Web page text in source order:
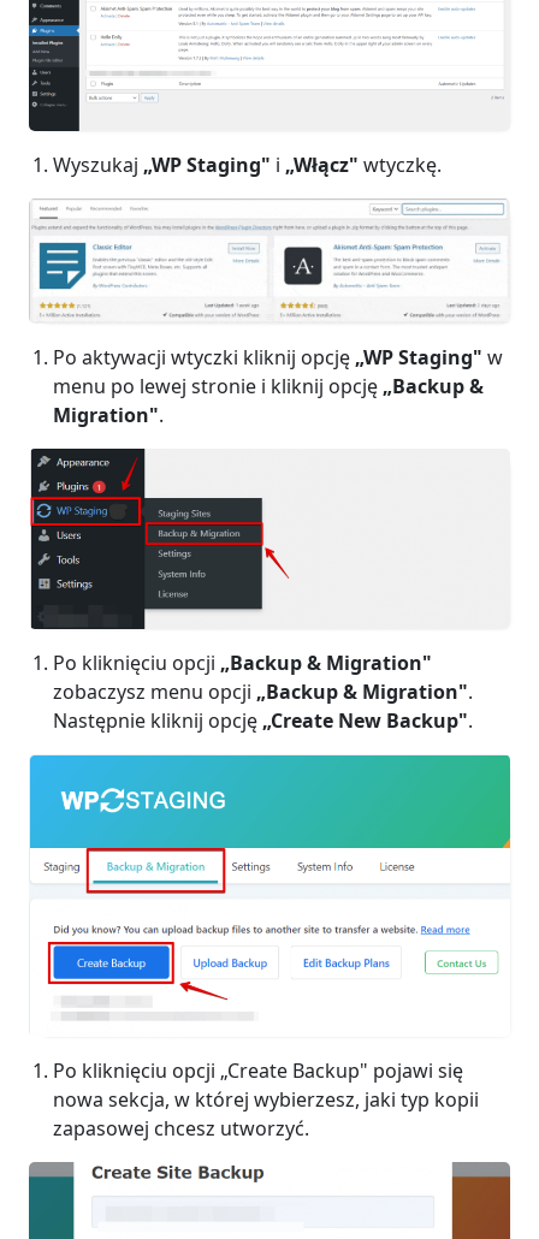
Wyszukaj „WP Staging" i „Włącz" wtyczkę.
Po aktywacji wtyczki kliknij opcję„WP Staging" w
menu po lewej stronie i kliknij opcję„Backup &
Migration".
Po kliknięciu opcji „Backup & Migration"
zobaczysz menu opcji „Backup & Migration".
Następnie kliknij opcję „Create New Backup".
Po kliknięciu opcji „Create Backup" pojawi się
nowa sekcja, w której wybierzesz, jaki typ kopii
zapasowej chcesz utworzyć.